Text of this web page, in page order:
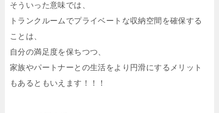
そういった意味では、
トランクルームでプライベートな収納空間を確保する
ことは、
自分の満足度を保ちつつ、
家族やパートナーとの生活をより円滑にするメリット
もあるともいえます！！！